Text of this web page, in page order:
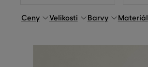
Ceny Velikosti Barvy Materiál